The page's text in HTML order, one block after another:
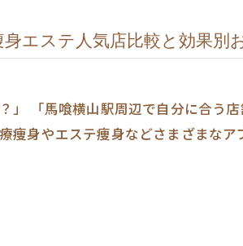
エステ人気店比較と効果別
」 「馬喰横山駅周辺で自分に合う
痩身やエステ痩身などさまざまな